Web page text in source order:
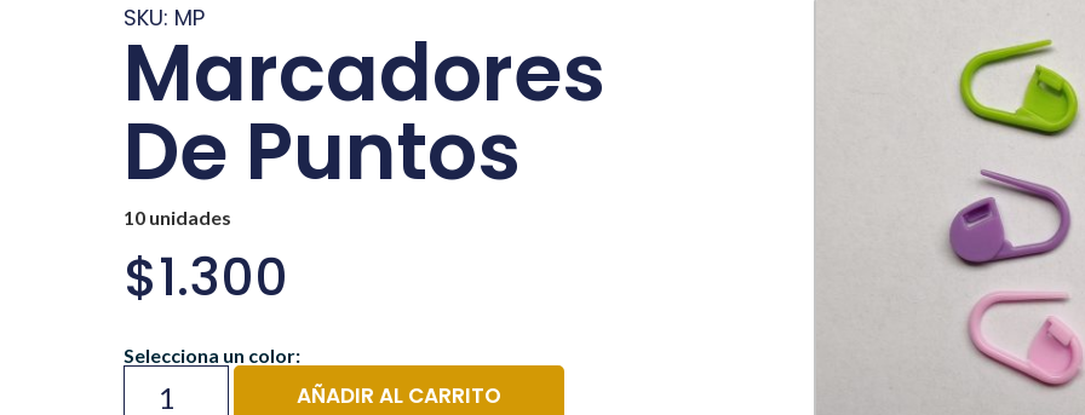
SKU: MP
Marcadores
De Puntos
10 unidades
$1.300
Selecciona un color:
AÑADIR AL CARRITO